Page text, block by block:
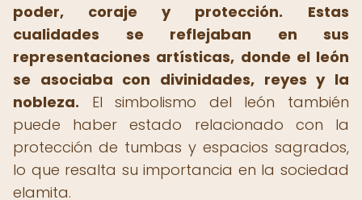
poder, coraje y protección.
Estas
cualidades se reflejaban en sus
representaciones artísticas, donde el león
se asociaba con divinidades, reyes y la
nobleza. El simbolismo del león también
puede haber estado relacionado con la
protección de tumbas y espacios sagrados,
lo que resalta su importancia en la sociedad
elamita.